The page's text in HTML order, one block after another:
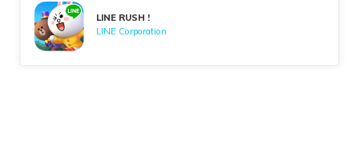
LINE RUSH !
LINE Corporation